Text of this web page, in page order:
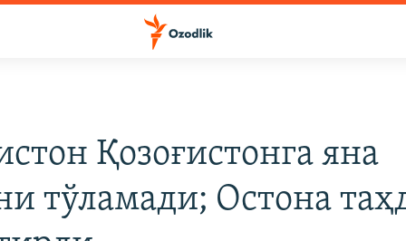
Қозоғистонга яна
тўламади; Остона